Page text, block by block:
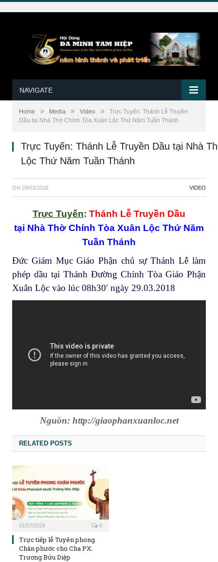
NAVIGATE
Home » Media » Video »
Trực Tuyến: Thánh Lễ Truyền
Dầu tại Nhà Thờ Chính Tòa Xuân Lộc Thứ Năm Tuần Thánh
Trực Tuyến: Thánh Lễ Truyền Dầu tại Nhà
Lộc Thứ Năm Tuần Thánh
ON 29/03/2018 VIDEO
Trực Tuyến: Thánh Lễ Truyền Dầu
tại Nhà Thờ Chính Tòa Xuân Lộc Thứ Năm
Tuần Thánh
Đức Giám Mục Giáo Phận chủ sự Thánh Lễ làm
phép dầu tại Thánh Đường Chính Tòa Giáo Phận
Xuân Lộc vào lúc 08h30′ ngày 29.03.2018
Nguồn: http://giaophanxuanloc.net
RELATED POSTS
01/07/2026 0
Trực tiếp lễ Tuyên phong
Chân phước cho Cha PX.
Trương Bửu Diệp